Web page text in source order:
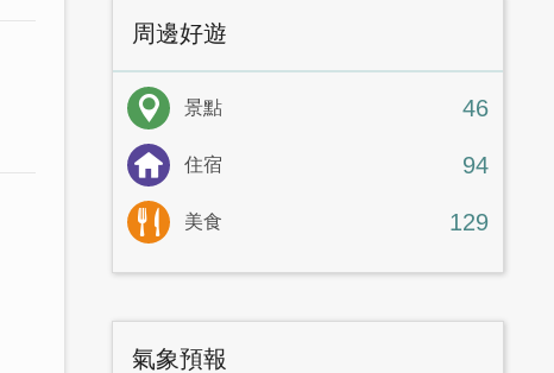
周邊好遊
景點 46
住宿 94
美食 129
氣象預報